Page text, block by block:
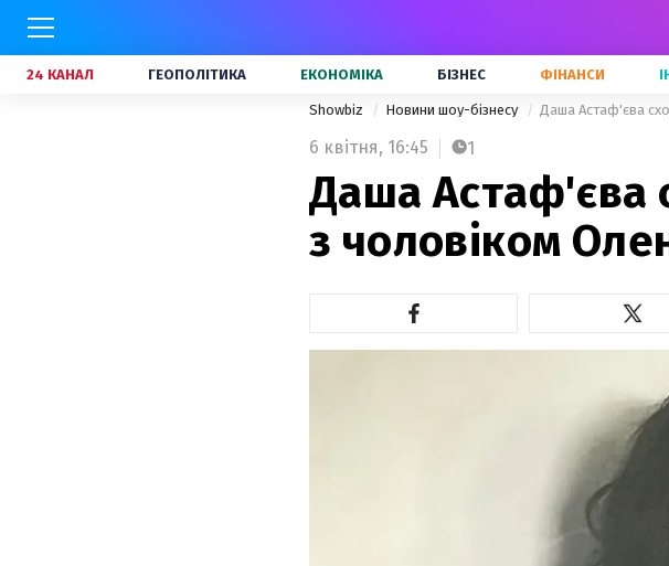
24 КАНАЛ ГЕОПОЛІТИКА ЕКОНОМІКА БІЗНЕС ФІНАНСИ
Showbiz Новини шоу-бізнесу Даша Астаф'єва
6 квітня, 16:45 1
Даша Астаф'єва
з чоловіком